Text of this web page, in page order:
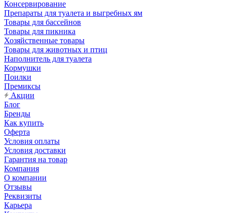
Консервирование
Препараты для туалета и выгребных ям
Товары для бассейнов
Товары для пикника
Хозяйственные товары
Товары для животных и птиц
Наполнитель для туалета
Кормушки
Поилки
Премиксы
Акции
Блог
Бренды
Как купить
Оферта
Условия оплаты
Условия доставки
Гарантия на товар
Компания
О компании
Отзывы
Реквизиты
Карьера